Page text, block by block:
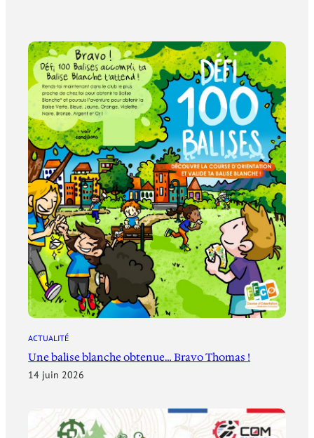
ACTUALITÉ
Une balise blanche obtenue… Bravo Thomas !
14 juin 2026